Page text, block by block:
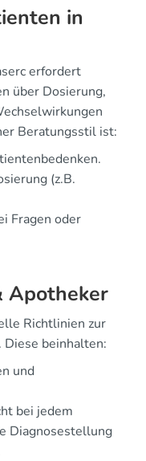
in
erfordert
über Dosierung,
Beratungsstil ist:
(z.B.
Fragen oder
Apotheker
Richtlinien zur
Diese beinhalten:
und
bei jedem
Diagnosestellung